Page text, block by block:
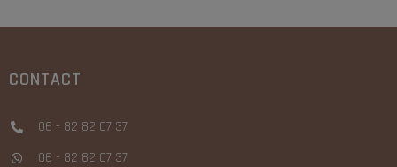
CONTACT
06 - 82 82 07 37
06 - 82 82 07 37